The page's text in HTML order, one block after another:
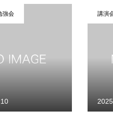
講演会・勉強会
2025.06.27